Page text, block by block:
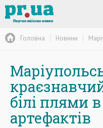
Головна Новини
білі плями
артефактів